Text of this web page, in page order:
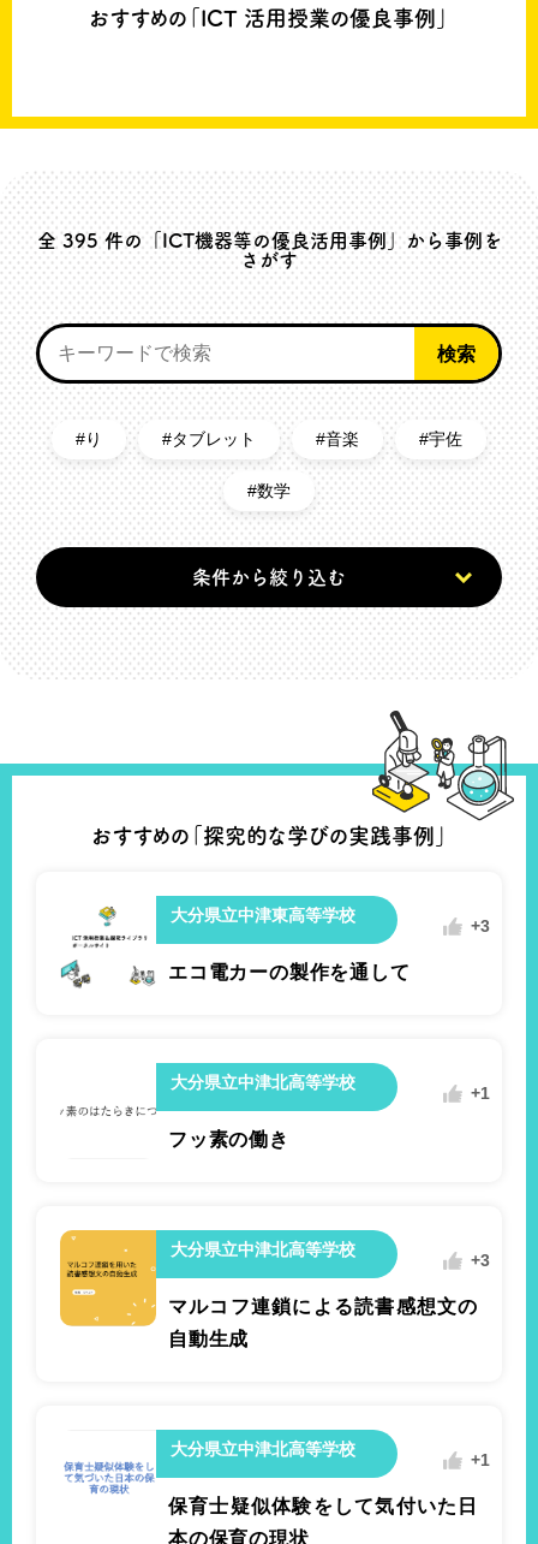
大分県立中津支援学校小学部
杵築高等学校1年
+2
反復試行の確率
#MetaMojiClassRoom
杵築市立杵築中学校2年
+1
#appleTV
おすすめの「ICT 活用授業の優良事例」
全395件の「ICT機器等の優良活用事例」から事例を
さがす
り タブレット 音楽 宇佐
数学
条件から絞り込む
おすすめの「探究的な学びの実践事例」
大分県立中津東高等学校
+3
エコ電カーの製作を通して
大分県立中津北高等学校
+1
フッ素の働き
大分県立中津北高等学校
+3
マルコフ連鎖による読書感想文の
自動生成
大分県立中津北高等学校
+1
保育士疑似体験をして気付いた日
本の保育の現状